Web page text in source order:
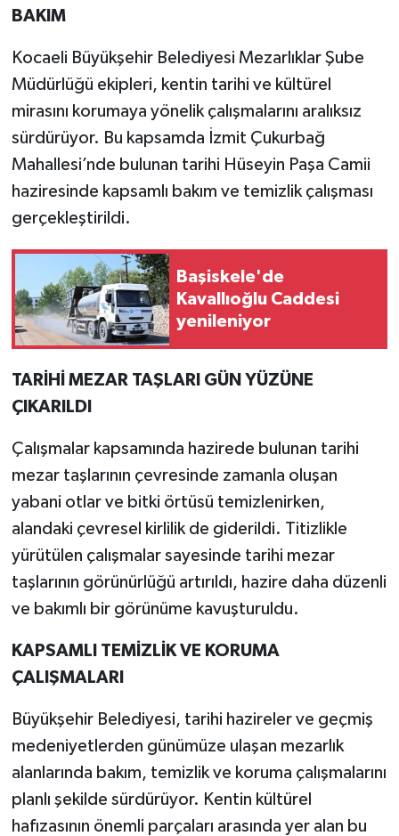
BAKIM
Kocaeli Büyükşehir Belediyesi Mezarlıklar Şube
Müdürlüğü ekipleri, kentin tarihi ve kültürel
mirasını korumaya yönelik çalışmalarını aralıksız
sürdürüyor. Bu kapsamda İzmit Çukurbağ
Mahallesi’nde bulunan tarihi Hüseyin Paşa Camii
haziresinde kapsamlı bakım ve temizlik çalışması
gerçekleştirildi.
Başiskele'de
Kavallıoğlu Caddesi
yenileniyor
TARİHİ MEZAR TAŞLARI GÜN YÜZÜNE
ÇIKARILDI
Çalışmalar kapsamında hazirede bulunan tarihi
mezar taşlarının çevresinde zamanla oluşan
yabani otlar ve bitki örtüsü temizlenirken,
alandaki çevresel kirlilik de giderildi. Titizlikle
yürütülen çalışmalar sayesinde tarihi mezar
taşlarının görünürlüğü artırıldı, hazire daha düzenli
ve bakımlı bir görünüme kavuşturuldu.
KAPSAMLI TEMİZLİK VE KORUMA
ÇALIŞMALARI
Büyükşehir Belediyesi, tarihi hazireler ve geçmiş
medeniyetlerden günümüze ulaşan mezarlık
alanlarında bakım, temizlik ve koruma çalışmalarını
planlı şekilde sürdürüyor. Kentin kültürel
hafızasının önemli parçaları arasında yer alan bu